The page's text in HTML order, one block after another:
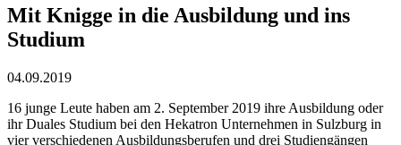
Mit Knigge in die Ausbildung und ins
Studium
04.09.2019
16 junge Leute haben am 2. September 2019 ihre Ausbildung oder
ihr Duales Studium bei den Hekatron Unternehmen in Sulzburg in
vier verschiedenen Ausbildungsberufen und drei Studiengängen